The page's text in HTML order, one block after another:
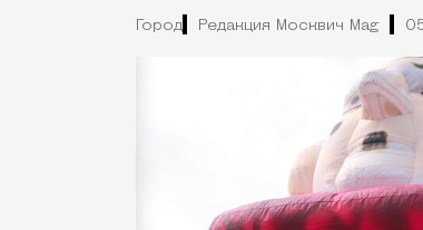
Город Редакция Москвич Mag